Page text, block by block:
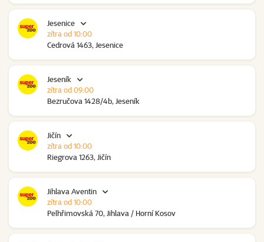
Jesenice
Cedrová 1463, Jesenice
zítra od 10:00
Jeseník
Bezručova 1428/4b, Jeseník
zítra od 09:00
Jičín
Riegrova 1263, Jičín
zítra od 10:00
Jihlava Aventin
Pelhřimovská 70, Jihlava / Horní Kosov
zítra od 10:00